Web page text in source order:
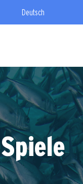
Deutsch
Spiele